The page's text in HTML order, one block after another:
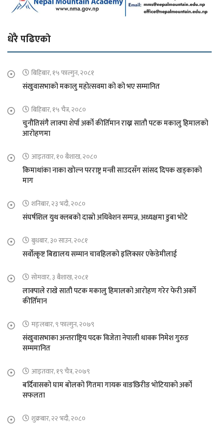
धेरै पढिएको
बिहिबार, १५ फाल्गुन, २०८१
संखुवासभाको मकालु महोत्सवमा को को भए सम्मानित
बिहिबार, १५ चैत्र, २०८०
चुनौतिसंगै लाक्पा शेर्पा अर्को कीर्तिमान राख्न सातौ पटक मकालु हिमालको
आरोहणमा
आइतवार, १० बैशाख, २०८०
किमाथांका नाका खोल्न परराष्ट्र मन्त्री साउदसँग सांसद दिपक खड्काको
माग
शनिबार, २३ भदौ, २०८०
संघर्षशिल युथ क्लबको दास्रो अधिवेशन सम्पन्न, अध्यक्षमा डुबा भोटे
बुधबार, ३० साउन, २०८१
सर्वोत्कृष्ट बिद्यालय सम्मान चावहिलको इलिक्सर एकेडेमीलाई
सोमवार, ३ बैशाख, २०८१
लाक्पाले राखे सातौ पटक मकालु हिमालको आरोहण गरेर फेरी अर्को
कीर्तिमान
मङ्लबार, ९ फाल्गुन, २०७९
संखुवासभाका अन्तराष्ट्रिय पदक विजेता नेपाली धावक निमेश गुरुङ
सम्ममानित
आइतवार, १९ चैत्र, २०७९
बर्दिवासको घाम बोलको गितमा गायक वाङछिरीङ भोटियाको अर्को
सफलता
शुक्रबार, २२ भदौ, २०८०